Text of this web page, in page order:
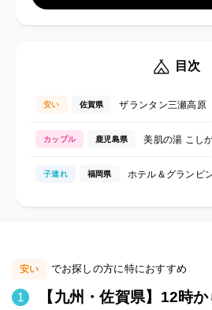
目次
安い 佐賀県 ザランタン三瀬高原
カップル 鹿児島県 美肌の湯 こし
子連れ 福岡県
安い でお探しの方に特におすすめ
【九州・佐賀県】12時